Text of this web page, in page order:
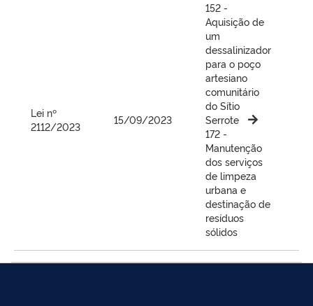
Lei nº
2112/2023
15/09/2023
152 -
Aquisição de
um
dessalinizador
para o poço
artesiano
comunitário
do Sítio
Serrote
172 -
Manutenção
dos serviços
de limpeza
urbana e
destinação de
resíduos
sólidos